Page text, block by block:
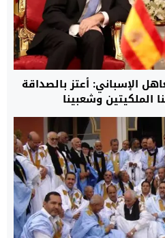
الإسباني: أعتز بالصداقة
الملكيتين وشعبينا